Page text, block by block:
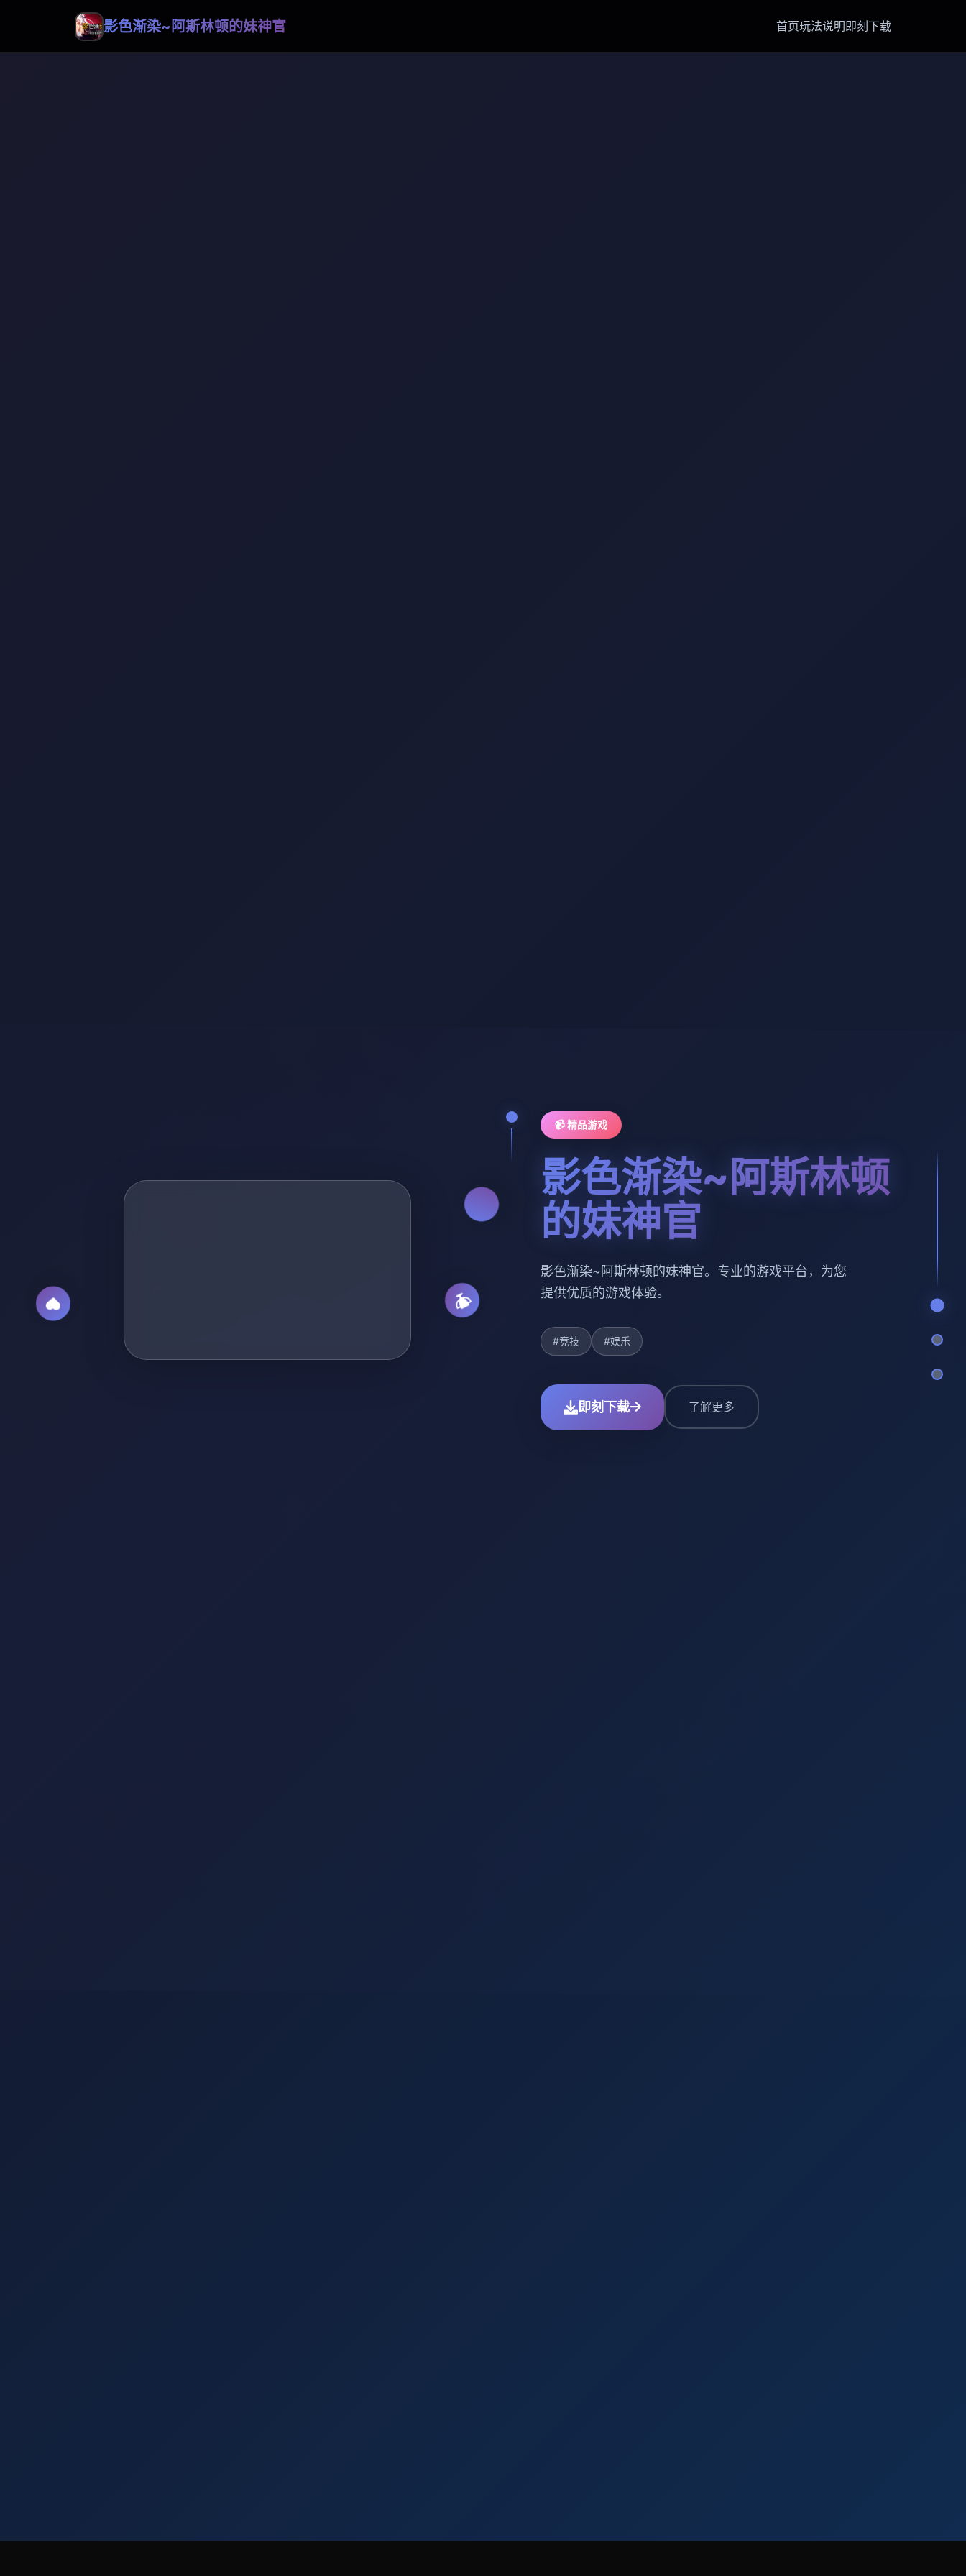
影色渐染~阿斯林顿的妹神官 首页玩法说明即刻下载
📹 精品游戏
影色渐染~阿斯林顿
的妹神官
影色渐染~阿斯林顿的妹神官。专业的游戏平台，为您
提供优质的游戏体验。
#竞技 #娱乐
即刻下载 了解更多